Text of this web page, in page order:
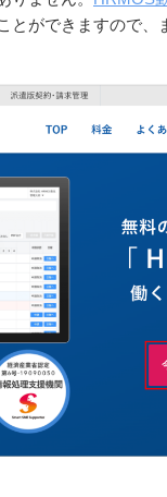
とができますので、